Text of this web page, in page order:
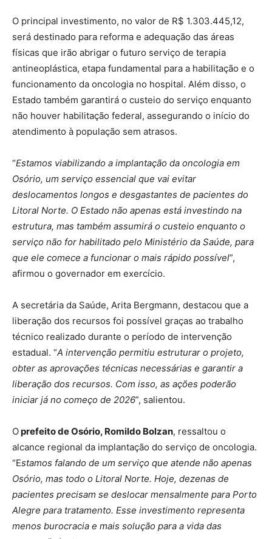
O principal investimento, no valor de R$ 1.303.445,12,
será destinado para reforma e adequação das áreas
físicas que irão abrigar o futuro serviço de terapia
antineoplástica, etapa fundamental para a habilitação e o
funcionamento da oncologia no hospital. Além disso, o
Estado também garantirá o custeio do serviço enquanto
não houver habilitação federal, assegurando o início do
atendimento à população sem atrasos.
“Estamos viabilizando a implantação da oncologia em
Osório, um serviço essencial que vai evitar
deslocamentos longos e desgastantes de pacientes do
Litoral Norte. O Estado não apenas está investindo na
estrutura, mas também assumirá o custeio enquanto o
serviço não for habilitado pelo Ministério da Saúde, para
que ele comece a funcionar o mais rápido possível”,
afirmou o governador em exercício.
A secretária da Saúde, Arita Bergmann, destacou que a
liberação dos recursos foi possível graças ao trabalho
técnico realizado durante o período de intervenção
estadual. “A intervenção permitiu estruturar o projeto,
obter as aprovações técnicas necessárias e garantir a
liberação dos recursos. Com isso, as ações poderão
iniciar já no começo de 2026”, salientou.
Oprefeito de Osório, Romildo Bolzan, ressaltou o
alcance regional da implantação do serviço de oncologia.
“Estamos falando de um serviço que atende não apenas
Osório, mas todo o Litoral Norte. Hoje, dezenas de
pacientes precisam se deslocar mensalmente para Porto
Alegre para tratamento. Esse investimento representa
menos burocracia e mais solução para a vida das